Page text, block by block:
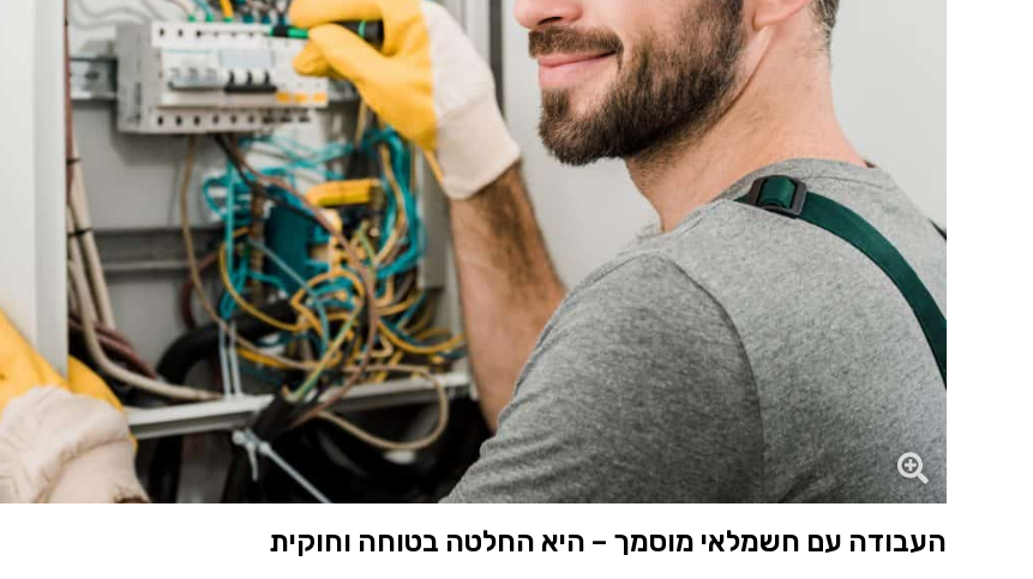
העבודה עם חשמלאי מוסמך – היא החלטה בטוחה וחוקית